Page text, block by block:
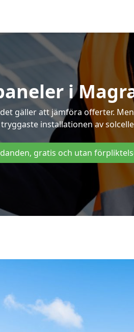
i
gäller att jämföra offerter.
installationen av
gratis och utan